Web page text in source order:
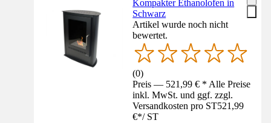
Kompakter Ethanolofen in
Schwarz
Artikel wurde noch nicht
bewertet.
(0)
Preis — 521,99 € * Alle Preise
inkl. MwSt. und ggf. zzgl.
Versandkosten pro ST521,99
€*/ ST